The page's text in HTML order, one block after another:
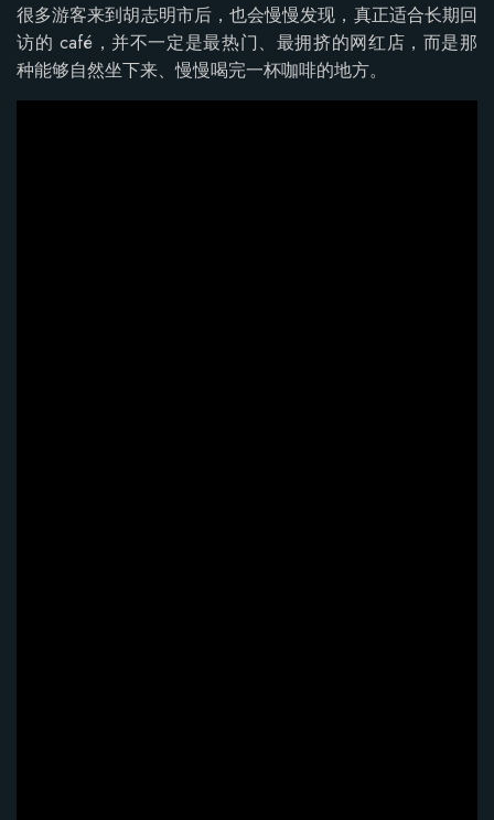
很多游客来到胡志明市后，也会慢慢发现，真正适合长期回
访的 café，并不一定是最热门、最拥挤的网红店，而是那
种能够自然坐下来、慢慢喝完一杯咖啡的地方。